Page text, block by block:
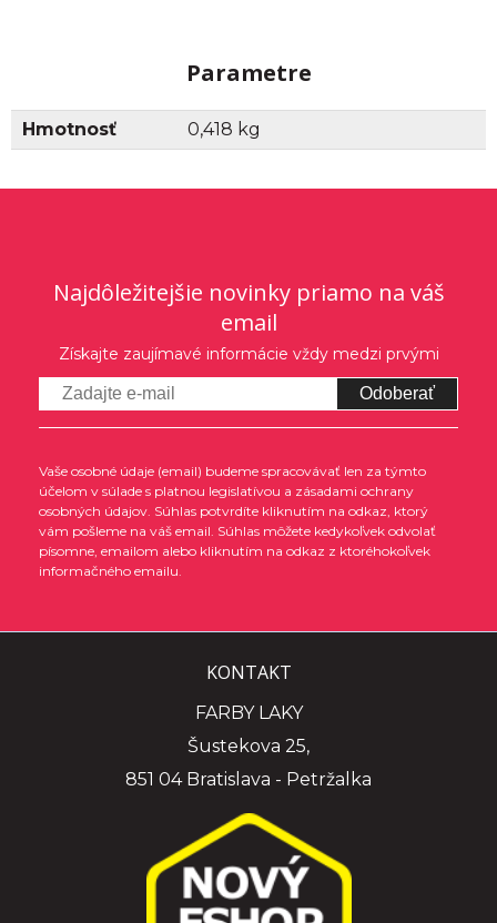
Parametre
Hmotnosť 0,418 kg
Najdôležitejšie novinky priamo na váš
email
Získajte zaujímavé informácie vždy medzi prvými
Odoberať
Vaše osobné údaje (email) budeme spracovávať len za týmto
účelom v súlade s platnou legislatívou a zásadami ochrany
osobných údajov. Súhlas potvrdíte kliknutím na odkaz, ktorý
vám pošleme na váš email. Súhlas môžete kedykoľvek odvolať
písomne, emailom alebo kliknutím na odkaz z ktoréhokoľvek
informačného emailu.
KONTAKT
FARBY LAKY
Šustekova 25,
851 04 Bratislava - Petržalka